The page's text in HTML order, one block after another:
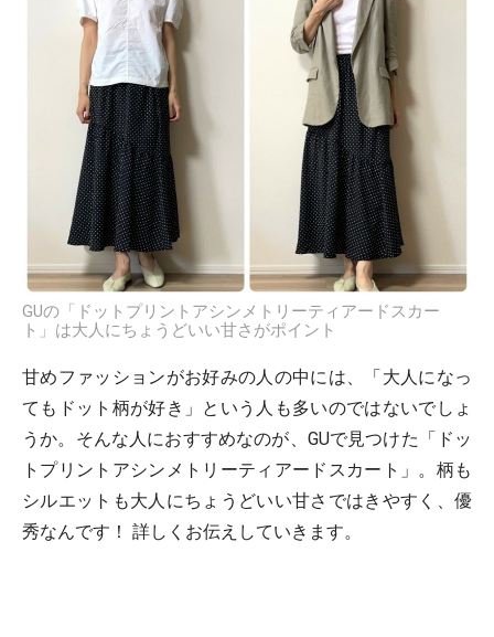
GUの「ドットプリントアシンメトリーティアードスカー
ト」は大人にちょうどいい甘さがポイント
甘めファッションがお好みの人の中には、「大人になっ
てもドット柄が好き」という人も多いのではないでしょ
うか。そんな人におすすめなのが、GUで見つけた「ドッ
トプリントアシンメトリーティアードスカート」。柄も
シルエットも大人にちょうどいい甘さではきやすく、優
秀なんです！ 詳しくお伝えしていきます。